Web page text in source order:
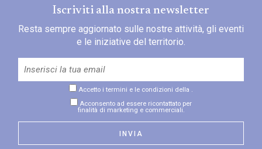
Iscriviti alla nostra newsletter
Resta sempre aggiornato sulle nostre attività, gli eventi
e le iniziative del territorio.
Accetto i termini e le condizioni della .
Acconsento ad essere ricontattato per
finalità di marketing e commerciali.